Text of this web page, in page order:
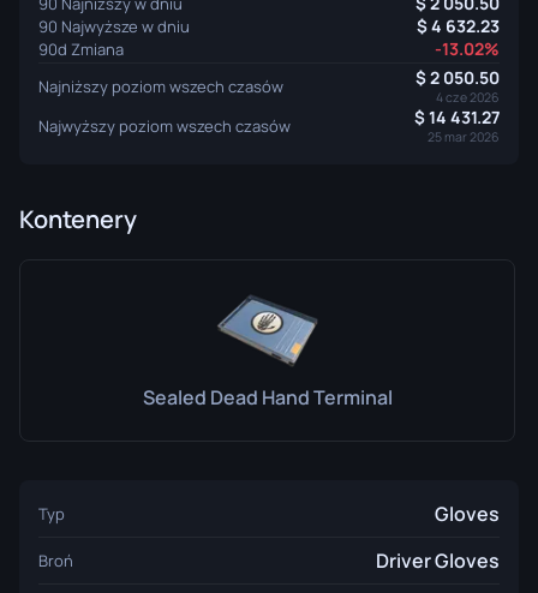
90 Najwyższe w dniu 4 632.23
90d Zmiana -13.02%
Najniższy poziom wszech czasów 2 050.50
4 cze 2026
Najwyższy poziom wszech czasów 14 431.27
25 mar 2026
Kontenery
Sealed Dead Hand Terminal
Typ Gloves
Broń Driver Gloves